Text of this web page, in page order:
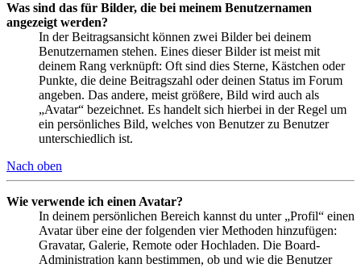
Was sind das für Bilder, die bei meinem Benutzernamen
angezeigt werden?
In der Beitragsansicht können zwei Bilder bei deinem
Benutzernamen stehen. Eines dieser Bilder ist meist mit
deinem Rang verknüpft: Oft sind dies Sterne, Kästchen oder
Punkte, die deine Beitragszahl oder deinen Status im Forum
angeben. Das andere, meist größere, Bild wird auch als
„Avatar“ bezeichnet. Es handelt sich hierbei in der Regel um
ein persönliches Bild, welches von Benutzer zu Benutzer
unterschiedlich ist.
Nach oben
Wie verwende ich einen Avatar?
In deinem persönlichen Bereich kannst du unter „Profil“ einen
Avatar über eine der folgenden vier Methoden hinzufügen:
Gravatar, Galerie, Remote oder Hochladen. Die Board-
Administration kann bestimmen, ob und wie die Benutzer